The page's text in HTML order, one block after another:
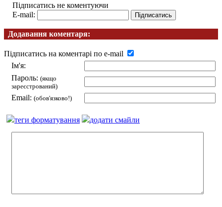
Підписатись не коментуючи
E-mail:
Додавання коментаря:
Підписатись на коментарі по e-mail
Ім'я:
Пароль: (якщо
зареєстрований)
Email: (обов'язково!)
теги форматування додати смайли